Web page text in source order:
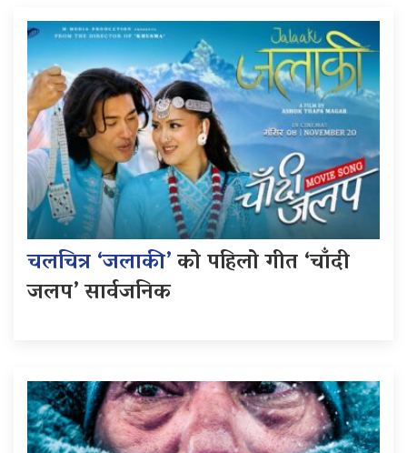
चलचित्र ‘जलाकी’को पहिलो गीत ‘चाँदी
जलप’ सार्वजनिक